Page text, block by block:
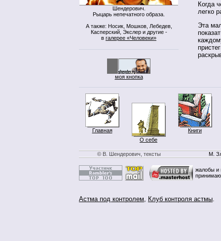
Шендерович.
Рыцарь непечатного образа.
А также: Носик, Мошков, Лебедев,
Касперский, Экслер и другие -
в галерее «Человеки»
моя кнопка
Когда
легко
Эта
Главная
О себе
Книги
© В. Шендерович, тексты М.
жалобы и
Астма под контролем, Клуб контроля астмы.